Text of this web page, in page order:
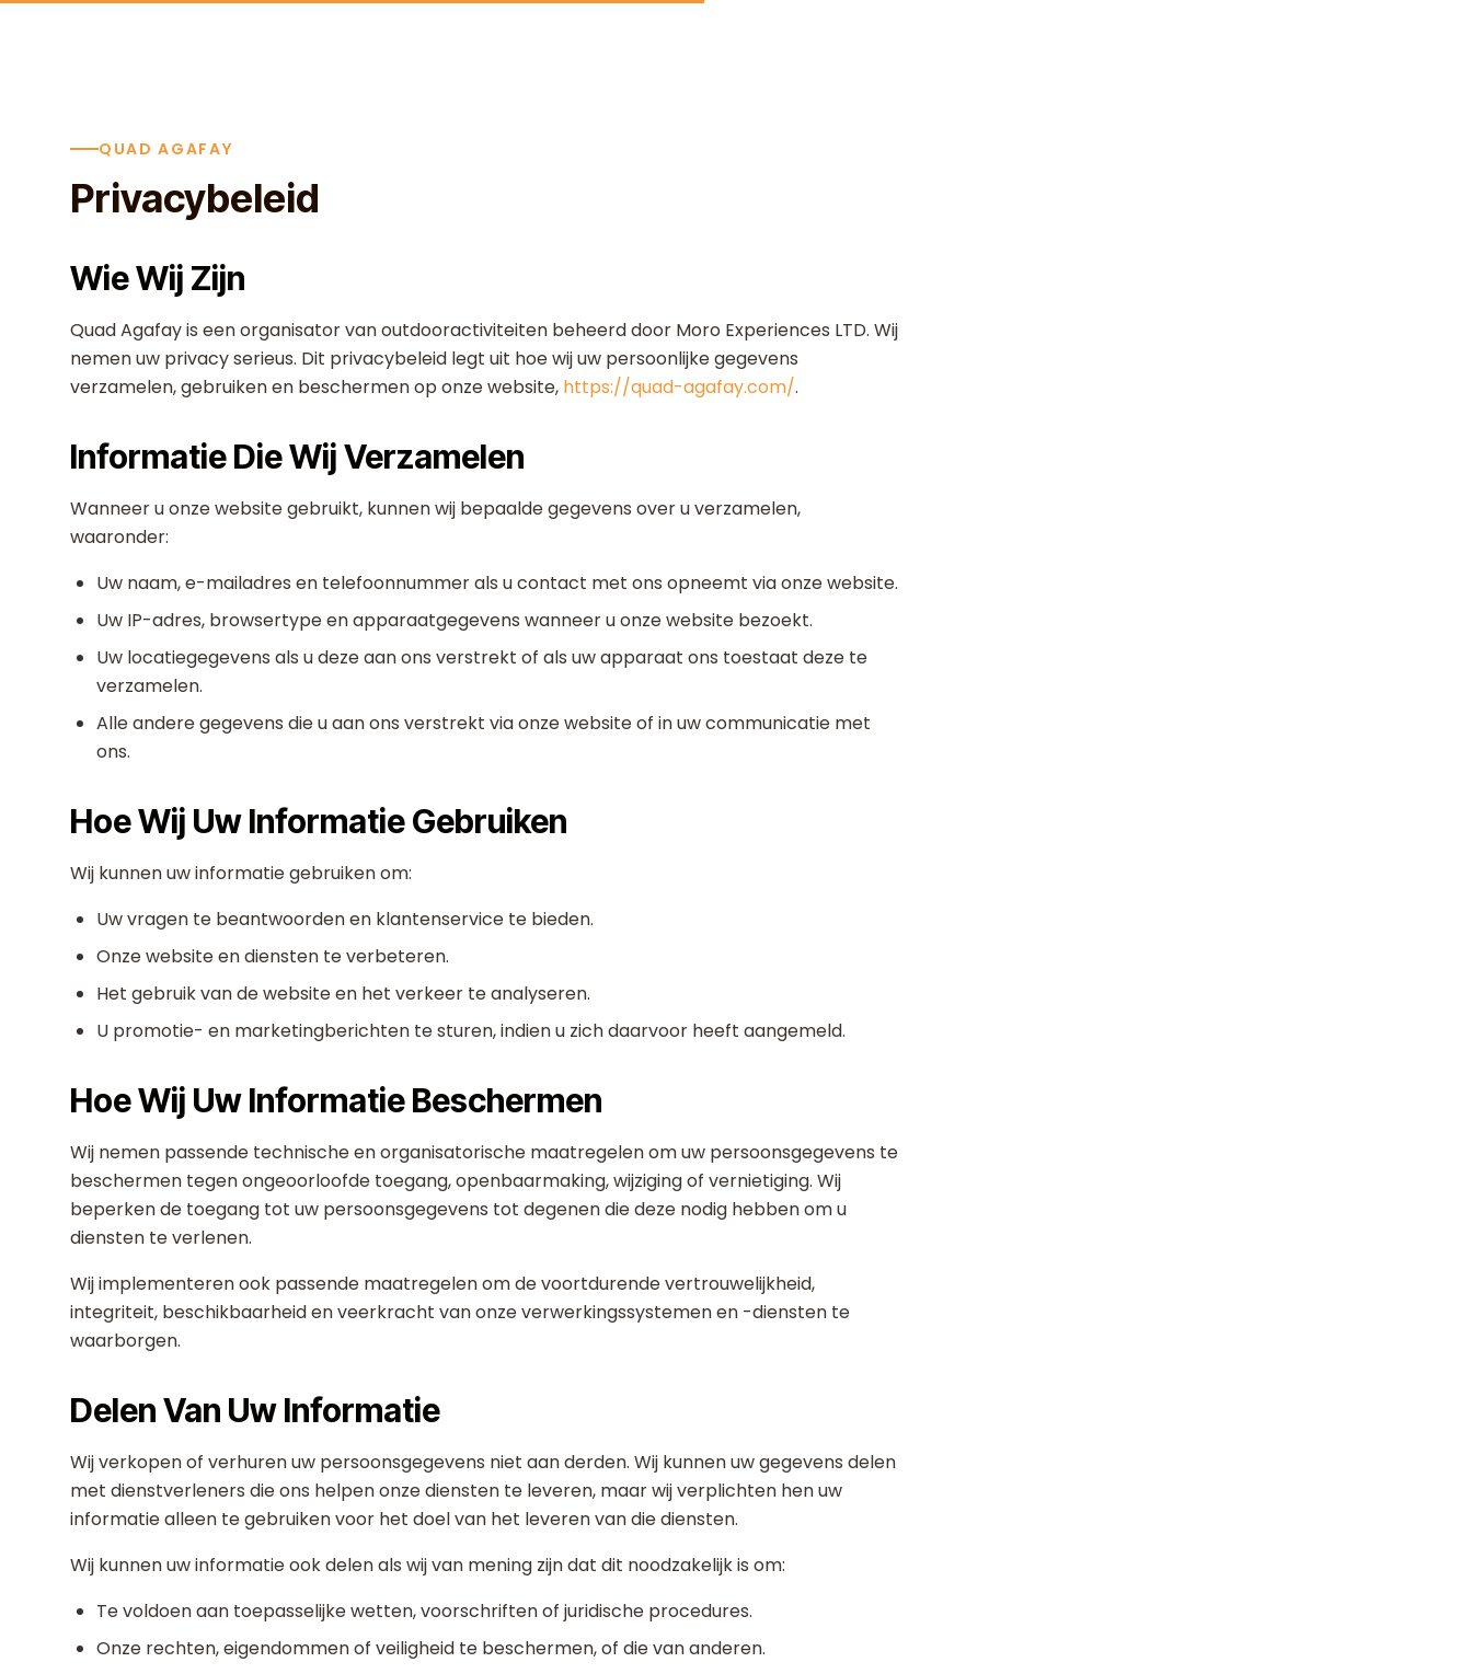
Skip to content
QUAD AGAFAY
Privacybeleid
Wie Wij Zijn
Quad Agafay is een organisator van outdooractiviteiten beheerd door Moro Experiences LTD. Wij
nemen uw privacy serieus. Dit privacybeleid legt uit hoe wij uw persoonlijke gegevens
verzamelen, gebruiken en beschermen op onze website, https://quad-agafay.com/.
Informatie Die Wij Verzamelen
Wanneer u onze website gebruikt, kunnen wij bepaalde gegevens over u verzamelen,
waaronder:
Uw naam, e-mailadres en telefoonnummer als u contact met ons opneemt via onze website.
Uw IP-adres, browsertype en apparaatgegevens wanneer u onze website bezoekt.
Uw locatiegegevens als u deze aan ons verstrekt of als uw apparaat ons toestaat deze te
verzamelen.
Alle andere gegevens die u aan ons verstrekt via onze website of in uw communicatie met
ons.
Hoe Wij Uw Informatie Gebruiken
Wij kunnen uw informatie gebruiken om:
Uw vragen te beantwoorden en klantenservice te bieden.
Onze website en diensten te verbeteren.
Het gebruik van de website en het verkeer te analyseren.
U promotie- en marketingberichten te sturen, indien u zich daarvoor heeft aangemeld.
Hoe Wij Uw Informatie Beschermen
Wij nemen passende technische en organisatorische maatregelen om uw persoonsgegevens te
beschermen tegen ongeoorloofde toegang, openbaarmaking, wijziging of vernietiging. Wij
beperken de toegang tot uw persoonsgegevens tot degenen die deze nodig hebben om u
diensten te verlenen.
Wij implementeren ook passende maatregelen om de voortdurende vertrouwelijkheid,
integriteit, beschikbaarheid en veerkracht van onze verwerkingssystemen en -diensten te
waarborgen.
Delen Van Uw Informatie
Wij verkopen of verhuren uw persoonsgegevens niet aan derden. Wij kunnen uw gegevens delen
met dienstverleners die ons helpen onze diensten te leveren, maar wij verplichten hen uw
informatie alleen te gebruiken voor het doel van het leveren van die diensten.
Wij kunnen uw informatie ook delen als wij van mening zijn dat dit noodzakelijk is om:
Te voldoen aan toepasselijke wetten, voorschriften of juridische procedures.
Onze rechten, eigendommen of veiligheid te beschermen, of die van anderen.